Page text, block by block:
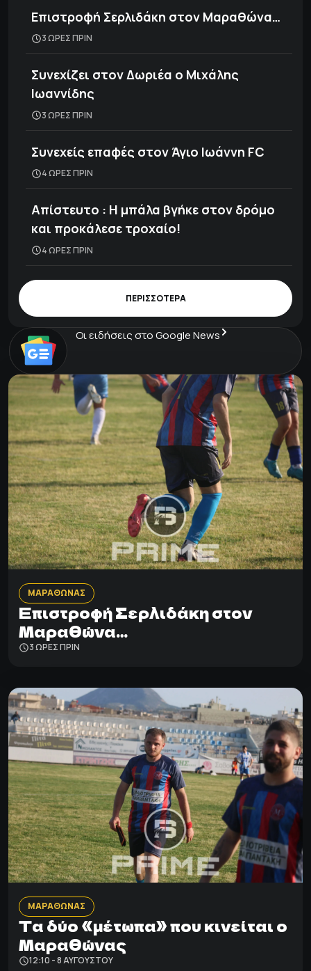
Επιστροφή Σερλιδάκη στον Μαραθώνα…
3 ΩΡΕΣ ΠΡΙΝ
Συνεχίζει στον Δωριέα ο Μιχάλης
Ιωαννίδης
3 ΩΡΕΣ ΠΡΙΝ
Συνεχείς επαφές στον Άγιο Ιωάννη FC
4 ΩΡΕΣ ΠΡΙΝ
Απίστευτο : Η μπάλα βγήκε στον δρόμο
και προκάλεσε τροχαίο!
4 ΩΡΕΣ ΠΡΙΝ
ΠΕΡΙΣΣΟΤΕΡΑ
Οι ειδήσεις στο Google News
ΜΑΡΑΘΩΝΑΣ
Επιστροφή Σερλιδάκη στον
Μαραθώνα…
3 ΩΡΕΣ ΠΡΙΝ
ΜΑΡΑΘΩΝΑΣ
Τα δύο «μέτωπα» που κινείται ο
Μαραθώνας
12:10 - 8 ΑΥΓΟΎΣΤΟΥ